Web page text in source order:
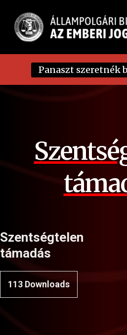
Panaszt szeretnék
Szentségtelen
támadás
113 Downloads